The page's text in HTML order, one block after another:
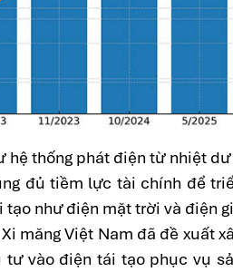
thống phát điện từ nhiệt
đủ tiềm lực tài chính để
như điện mặt trời và điện
măng Việt Nam đã đề xuất
vào điện tái tạo phục vụ